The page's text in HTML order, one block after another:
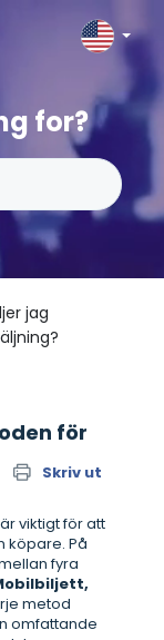
for?
jag
för
Skriv ut
viktigt för att
köpare. På
fyra
metod
omfattande